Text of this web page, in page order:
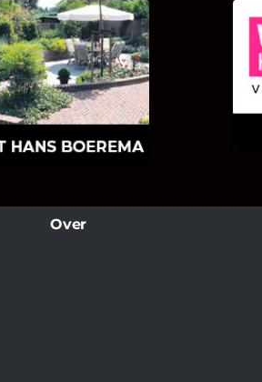
MET HANS
ontstaan is en
motiveert in de
en tegels!
Over